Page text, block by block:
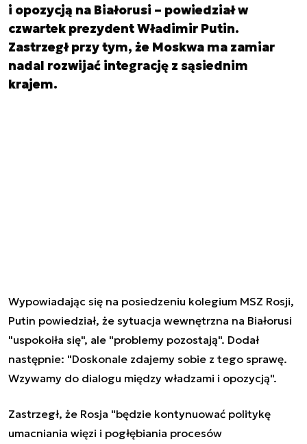
i opozycją na Białorusi – powiedział w
czwartek prezydent Władimir Putin.
Zastrzegł przy tym, że Moskwa ma zamiar
nadal rozwijać integrację z sąsiednim
krajem.
Wypowiadając się na posiedzeniu kolegium MSZ Rosji,
Putin powiedział, że sytuacja wewnętrzna na Białorusi
"uspokoiła się", ale "problemy pozostają". Dodał
następnie: "Doskonale zdajemy sobie z tego sprawę.
Wzywamy do dialogu między władzami i opozycją".
Zastrzegł, że Rosja "będzie kontynuować politykę
umacniania więzi i pogłębiania procesów